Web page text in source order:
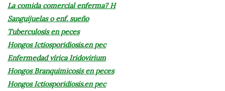
La comida comercial enferma? H
Sanguijuelas o enf. sueño
Tuberculosis en peces
Hongos Ictiosporidiosis.en pec
Enfermedad vírica Iridovirium
Hongos Branquimicosis en peces
Hongos Ictiosporidiosis.en pec